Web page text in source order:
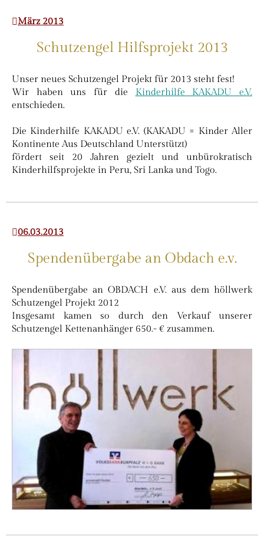
März 2013
Schutzengel Hilfsprojekt 2013
Unser neues Schutzengel Projekt für 2013 steht fest!
Wir haben uns für die Kinderhilfe KAKADU e.V.
entschieden.
Die Kinderhilfe KAKADU e.V. (KAKADU = Kinder Aller
Kontinente Aus Deutschland Unterstützt)
fördert seit 20 Jahren gezielt und unbürokratisch
Kinderhilfsprojekte in Peru, Sri Lanka und Togo.
06.03.2013
Spendenübergabe an Obdach e.v.
Spendenübergabe an OBDACH e.V. aus dem höllwerk
Schutzengel Projekt 2012
Insgesamt kamen so durch den Verkauf unserer
Schutzengel Kettenanhänger 650.- € zusammen.